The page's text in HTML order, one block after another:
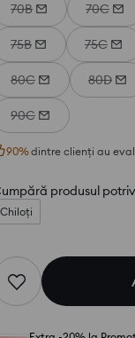
70B 70C
75B 75C
80C 80D
90C
90%dintre clienți au
produsul
Chiloți